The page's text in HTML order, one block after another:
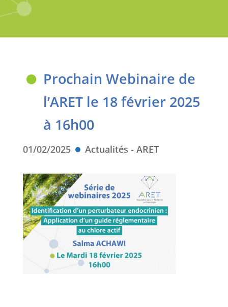
Prochain Webinaire de
l’ARET le 18 février 2025
à 16h00
01/02/2025 Actualités - ARET